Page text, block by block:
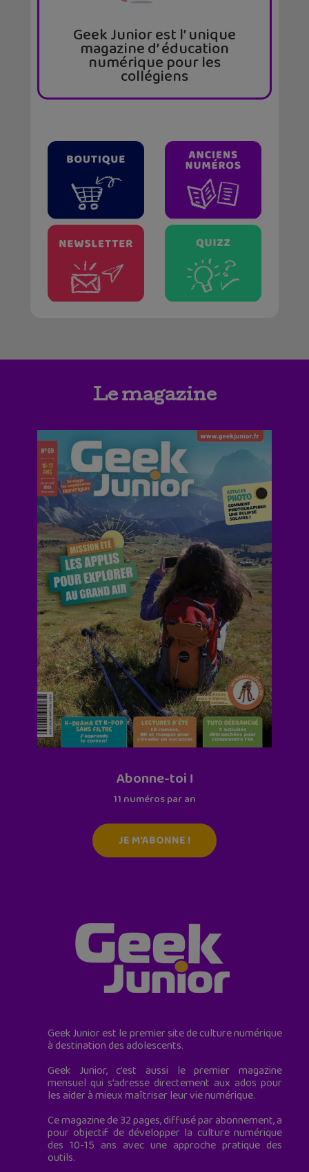
Geek Junior est l’ unique
magazine d’ éducation
numérique pour les
collégiens
Le magazine
Abonne-toi !
11 numéros par an
JE M'ABONNE !
Geek Junior est le premier site de culture numérique
à destination des adolescents.
Geek Junior, c’est aussi le premier magazine
mensuel qui s’adresse directement aux ados pour
les aider à mieux maîtriser leur vie numérique.
Ce magazine de 32 pages, diffusé par abonnement, a
pour objectif de développer la culture numérique
des 10-15 ans avec une approche pratique des
outils.